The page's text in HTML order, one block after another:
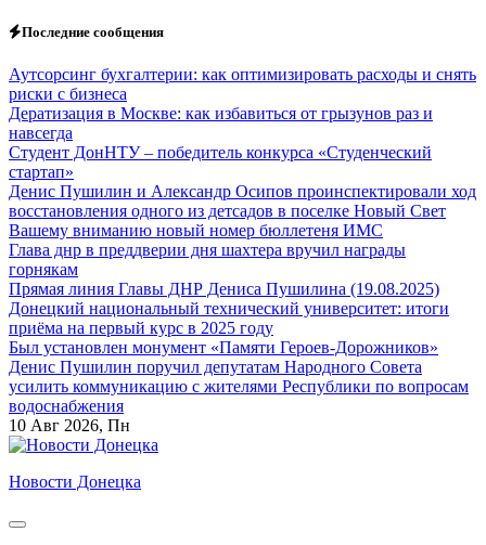
Перейти
содержанию
Последние сообщения
Аутсорсинг бухгалтерии: как оптимизировать расходы и снять
риски с бизнеса
Дератизация в Москве: как избавиться от грызунов раз и
навсегда
Студент ДонНТУ – победитель конкурса «Студенческий
стартап»
Денис Пушилин и Александр Осипов проинспектировали ход
восстановления одного из детсадов в поселке Новый Свет
Вашему вниманию новый номер бюллетеня ИМС
Глава днр в преддверии дня шахтера вручил награды
горнякам
Прямая линия Главы ДНР Дениса Пушилина (19.08.2025)
Донецкий национальный технический университет: итоги
приёма на первый курс в 2025 году
Был установлен монумент «Памяти Героев-Дорожников»
Денис Пушилин поручил депутатам Народного Совета
усилить коммуникацию с жителями Республики по вопросам
водоснабжения
10 Авг 2026, Пн
Новости Донецка